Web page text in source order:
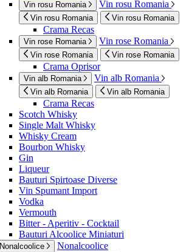
Vin rosu Romania Vin rosu Romania
Vin rosu Romania Vin rosu Romania
Crama Recas
Vin rose Romania Vin rose Romania
Vin rose Romania Vin rose Romania
Crama Oprisor
Vin alb Romania Vin alb Romania
Vin alb Romania Vin alb Romania
Crama Recas
Scotch Whisky
Single Malt Whisky
Whisky Cream
Bourbon Whisky
Gin
Liqueur
Bauturi Spirtoase Diverse
Vin Spumant Import
Vodka
Vermouth
Bitter - Aperitiv - Cocktail
Bauturi Alcoolice Miniaturi
Nonalcoolice Nonalcoolice